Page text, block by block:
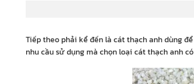
Tiếp theo phải kể đến là cát thạch anh dùng
nhu cầu sử dụng mà chọn loại cát thạch anh